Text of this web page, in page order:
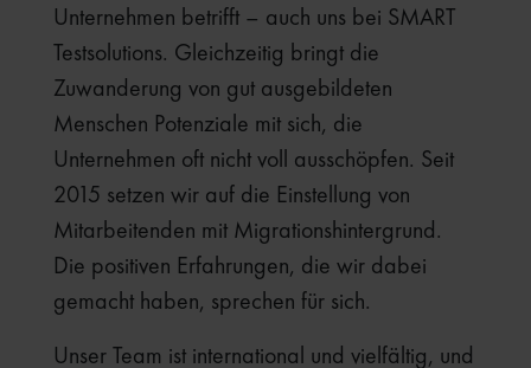
Unternehmen betrifft – auch uns bei SMART
Testsolutions. Gleichzeitig bringt die
Zuwanderung von gut ausgebildeten
Menschen Potenziale mit sich, die
Unternehmen oft nicht voll ausschöpfen. Seit
2015 setzen wir auf die Einstellung von
Mitarbeitenden mit Migrationshintergrund.
Die positiven Erfahrungen, die wir dabei
gemacht haben, sprechen für sich.
Unser Team ist international und vielfältig, und